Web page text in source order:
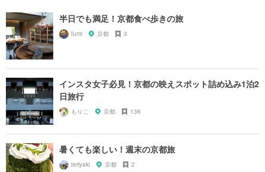
半日でも満足！京都食べ歩きの旅
fumi 京都 3
インスタ女子必見！京都の映えスポット詰め込み1泊2
日旅行
もりこ 京都 136
暑くても楽しい！週末の京都旅
teriyaki 京都 2